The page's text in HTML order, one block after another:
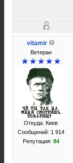
vitamir
Ветеран
Откуда: Киев
Сообщений: 1 914
Репутация: 84